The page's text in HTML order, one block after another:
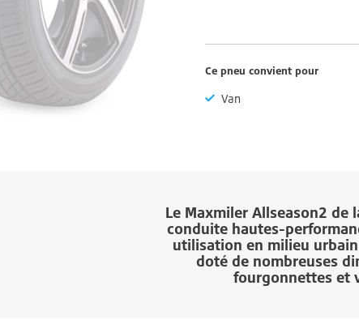
Ce pneu convient pour
Van
Le Maxmiler Allseason2 de
conduite hautes-
utilisation en milieu
doté de nombreuses
fourgonnettes et